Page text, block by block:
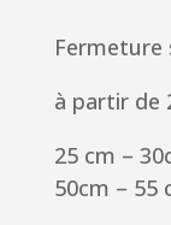
Fermeture
à partir de
25 cm –
50cm – 55